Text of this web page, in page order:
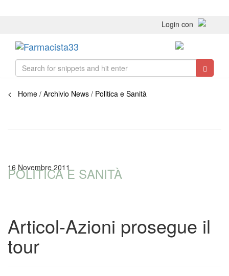
Login con
< Home / Archivio News / Politica e Sanità
POLITICA E SANITÀ
16 Novembre 2011
Articol-Azioni prosegue il
tour